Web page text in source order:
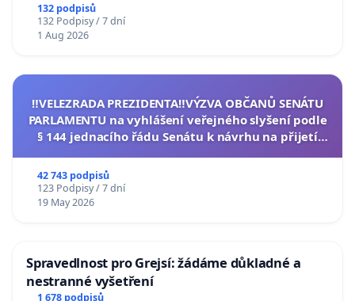
132 podpisů
132 Podpisy / 7 dní
1 Aug 2026
‼️VELEZRADA PREZIDENTA‼️VÝZVA OBČANŮ SENÁTU
PARLAMENTU na vyhlášení veřejného slyšení podle
§ 144 jednacího řádu Senátu k návrhu na přijetí
42 743 podpisů
123 Podpisy / 7 dní
19 May 2026
Spravedlnost pro Grejsí: žádáme důkladné a
nestranné vyšetření
1 678 podpisů